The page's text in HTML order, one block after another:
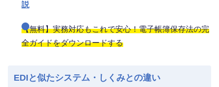
説
【無料】実務対応もこれで安心！電子帳簿保存法の完
全ガイドをダウンロードする
EDIと似たシステム・しくみとの違い